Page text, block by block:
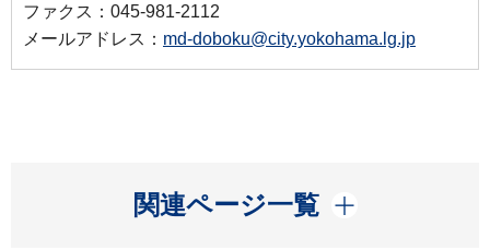
ファクス：045-981-2112
メールアドレス： md-doboku@city.yokohama.lg.jp
関連ページ一覧
開く